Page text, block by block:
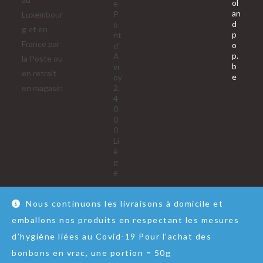
Nous continuons les livraisons à domicile et
emballons nos produits en respectant les mesures
d’hygiène liées au Covid-19 Pour l'achat des
bonbons en vrac, une portion = 50g
Luxembour
g et en
France par
la Poste ou
en retrait
en magasin
e
P
o
nt
d'
A
vr
oy
2,
4
0
0
0
Li
è
g
e
ol
an
d
p
o
p.
b
eS’ouvre
Nous contacter Conditions Générales de Vente